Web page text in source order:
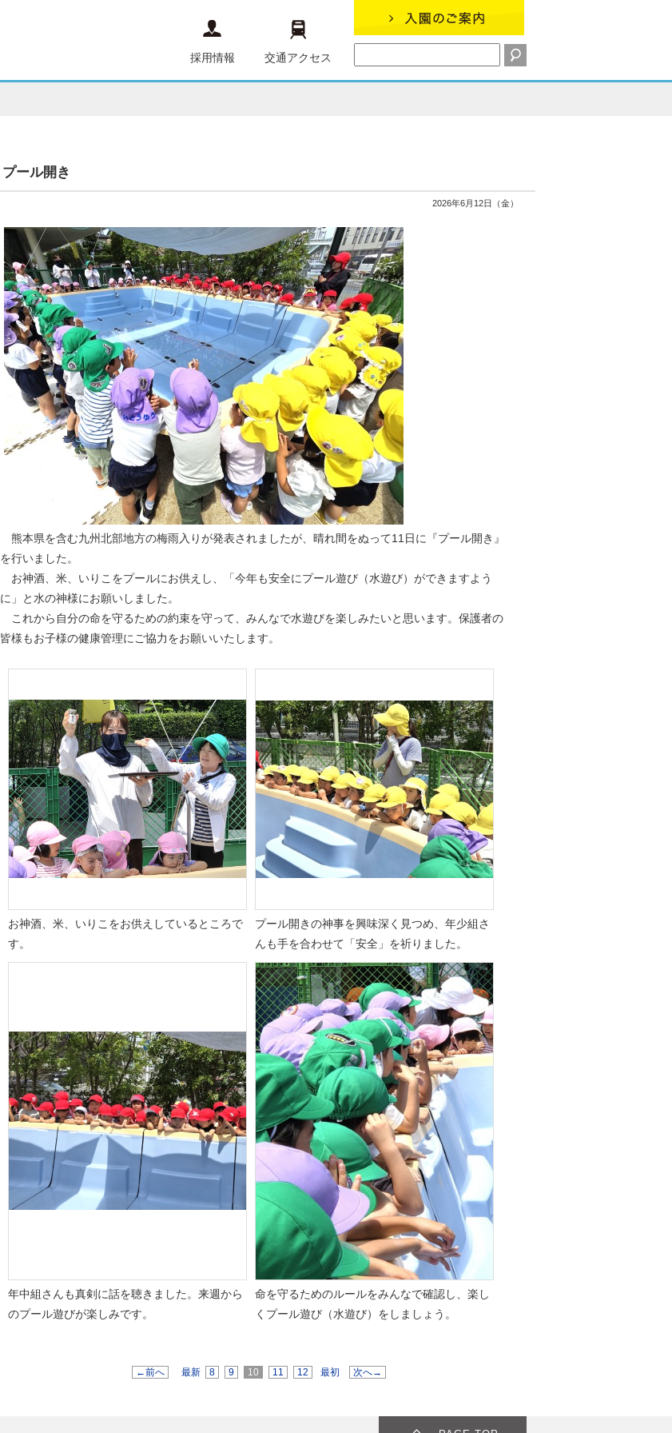
採用情報 交通アクセス
プール開き
2026年6月12日（金）
熊本県を含む九州北部地方の梅雨入りが発表されましたが、晴れ間をぬって11日に『プール開き』
を行いました。
お神酒、米、いりこをプールにお供えし、「今年も安全にプール遊び（水遊び）ができますよう
に」と水の神様にお願いしました。
これから自分の命を守るための約束を守って、みんなで水遊びを楽しみたいと思います。保護者の
皆様もお子様の健康管理にご協力をお願いいたします。
お神酒、米、いりこをお供えしているところで
す。
プール開きの神事を興味深く見つめ、年少組さ
んも手を合わせて「安全」を祈りました。
年中組さんも真剣に話を聴きました。来週から
のプール遊びが楽しみです。
命を守るためのルールをみんなで確認し、楽し
くプール遊び（水遊び）をしましょう。
←前へ 最新 8 9 10 11 12 最初 次へ→